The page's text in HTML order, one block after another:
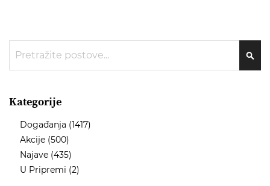
Kategorije
Događanja (1417)
Akcije (500)
Najave (435)
U Pripremi (2)